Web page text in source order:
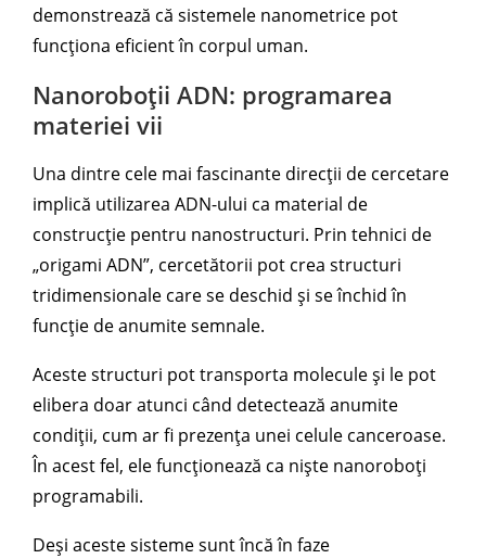
demonstrează că sistemele nanometrice pot
funcționa eficient în corpul uman.
Nanoroboții ADN: programarea
materiei vii
Una dintre cele mai fascinante direcții de cercetare
implică utilizarea ADN-ului ca material de
construcție pentru nanostructuri. Prin tehnici de
„origami ADN”, cercetătorii pot crea structuri
tridimensionale care se deschid și se închid în
funcție de anumite semnale.
Aceste structuri pot transporta molecule și le pot
elibera doar atunci când detectează anumite
condiții, cum ar fi prezența unei celule canceroase.
În acest fel, ele funcționează ca niște nanoroboți
programabili.
Deși aceste sisteme sunt încă în faze